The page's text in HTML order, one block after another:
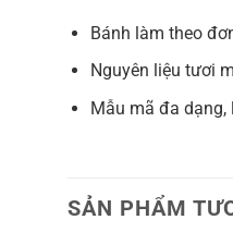
Bánh làm theo
Nguyên liệu tươi
Mẫu mã đa dạng,
SẢN PHẨM